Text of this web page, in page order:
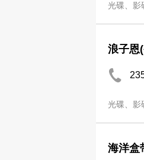
光碟、影
浪子恩
光碟、影
海洋盒